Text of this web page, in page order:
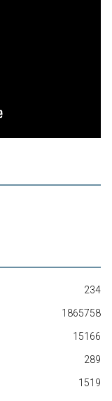
234
1865758
15166
289
1519